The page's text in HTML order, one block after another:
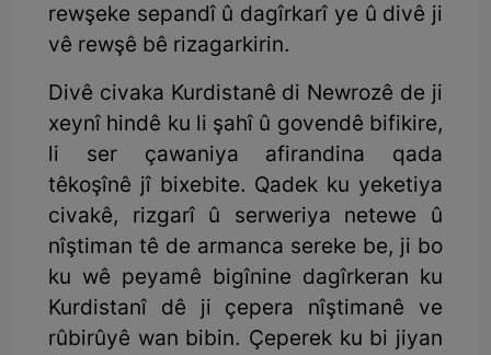
rewşeke sepandî û dagîrkarî ye û divê ji
vê rewşê bê rizagarkirin.
Divê civaka Kurdistanê di Newrozê de ji
xeynî hindê ku li şahî û govendê bifikire,
li ser çawaniya afirandina qada
têkoşînê jî bixebite. Qadek ku yeketiya
civakê, rizgarî û serweriya netewe û
nîştiman tê de armanca sereke be, ji bo
ku wê peyamê bigînine dagîrkeran ku
Kurdistanî dê ji çepera nîştimanê ve
rûbirûyê wan bibin. Çeperek ku bi jiyan